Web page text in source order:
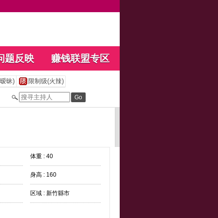
题反映 赚钱联盟专区
昧) 限制级(火辣)
体重 : 40
身高 : 160
区域 : 新竹縣市